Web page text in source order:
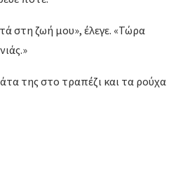
στη ζωή μου», έλεγε. «Τώρα
της στο τραπέζι και τα ρούχα